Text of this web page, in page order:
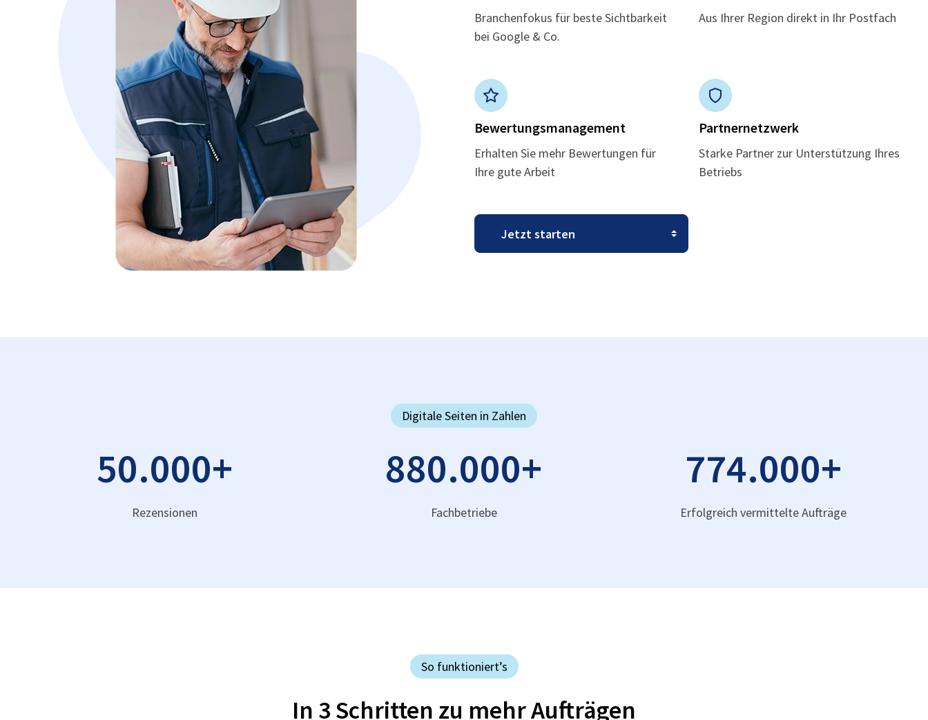
Branchenfokus für beste Sichtbarkeit
bei Google & Co.
Aus Ihrer Region direkt in Ihr Postfach
Bewertungsmanagement
Erhalten Sie mehr Bewertungen für
Ihre gute Arbeit
Partnernetzwerk
Starke Partner zur Unterstützung Ihres
Betriebs
Digitale Seiten in Zahlen
50.000+
Rezensionen
880.000+
Fachbetriebe
774.000+
Erfolgreich vermittelte Aufträge
So funktioniert’s
In 3 Schritten zu mehr Aufträgen